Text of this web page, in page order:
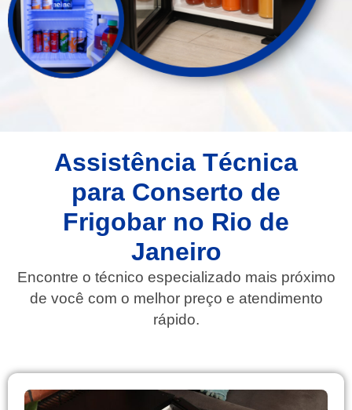
Assistência Técnica
para Conserto de
Frigobar no Rio de
Janeiro
Encontre o técnico especializado mais próximo
de você com o melhor preço e atendimento
rápido.